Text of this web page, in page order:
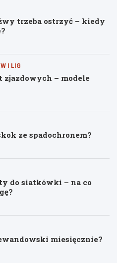
trzeba ostrzyć – kiedy
I LIG
zjazdowych – modele
ze spadochronem?
do siatkówki – na co
miesięcznie?